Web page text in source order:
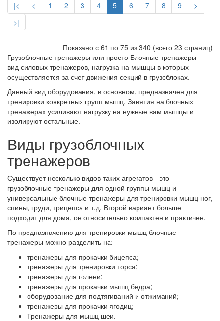
|< < 1 2 3 4 5 6 7 8 9
>
>|
Показано с 61 по 75 из 340 (всего 23 страниц)
Грузоблочные тренажеры или просто Блочные тренажеры —
вид силовых тренажеров, нагрузка на мышцы в которых
осуществляется за счет движения секций в грузоблоках.
Данный вид оборудования, в основном, предназначен для
тренировки конкретных групп мышц. Занятия на блочных
тренажерах усиливают нагрузку на нужные вам мышцы и
изолируют остальные.
Виды грузоблочных
тренажеров
Существует несколько видов таких агрегатов - это
грузоблочные тренажеры для одной группы мышц и
универсальные блочные тренажеры для тренировки мышц ног,
спины, груди, трицепса и т.д. Второй вариант больше
подходит для дома, он относительно компактен и практичен.
По предназначению для тренировки мышц блочные
тренажеры можно разделить на:
тренажеры для прокачки бицепса;
тренажеры для тренировки торса;
тренажеры для голени;
тренажеры для прокачки мышц бедра;
оборудование для подтягиваний и отжиманий;
тренажеры для прокачки ягодиц;
Тренажеры для мышц шеи.